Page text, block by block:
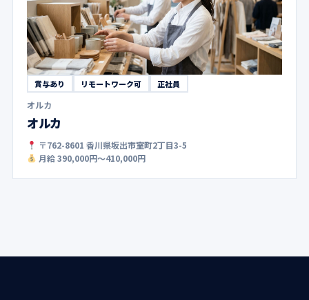
賞与あり リモートワーク可 正社員
オルカ
オルカ
〒762-8601 香川県坂出市室町2丁目3-5
月給 390,000円〜410,000円